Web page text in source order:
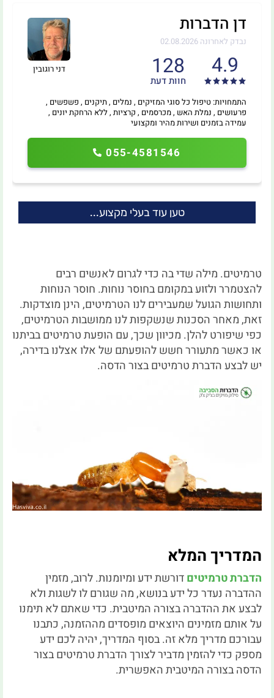
דני רוגובין
דן הדברות
נבדק לאחרונה 02.08.2026
4.9
128
חוות דעת
055-4581546
התמחויות: טיפול כל סוגי המזיקים , נמלים , תיקנים , פשפשים ,
פרעושים , נמלת האש , מכרסמים , קרציות , ללא הרחקת יונים ,
עמידה בזמנים ושירות מהיר ומקצועי
טען עוד בעלי מקצוע...
טרמיטים. מילה שדי בה כדי לגרום לאנשים רבים
להצטמרר ולזוע במקומם בחוסר נוחות. חוסר הנוחות
ותחושות הגועל שמעבירים לנו הטרמיטים, הינן מוצדקות.
זאת, מאחר הסכנות שנשקפות לנו ממושבות הטרמיטים,
כפי שיפורט להלן. מכיוון שכך, עם הופעת טרמיטים בביתנו
או כאשר מתעורר חשש להופעתם של אלו אצלנו בדירה,
יש לבצע הדברת טרמיטים בצור הדסה.
המדריך המלא
הדברת טרמיטיםדורשת ידע ומיומנות. לרוב, מזמין
ההדברה נעדר כל ידע בנושא, מה שגורם לו לשגות ולא
לבצע את ההדברה בצורה המיטבית. כדי שאתם לא תימנו
על אותם מזמינים היוצאים מופסדים מההזמנה, כתבנו
עבורכם מדריך מלא זה. בסוף המדריך, יהיה לכם ידע
מספק כדי להזמין מדביר לצורך הדברת טרמיטים בצור
הדסה בצורה המיטבית האפשרית.